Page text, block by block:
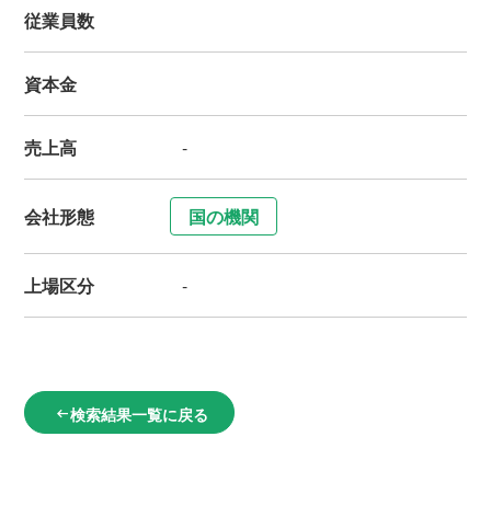
従業員数
資本金
売上高 -
会社形態 国の機関
上場区分 -
arrow_left_alt検索結果一覧に戻る